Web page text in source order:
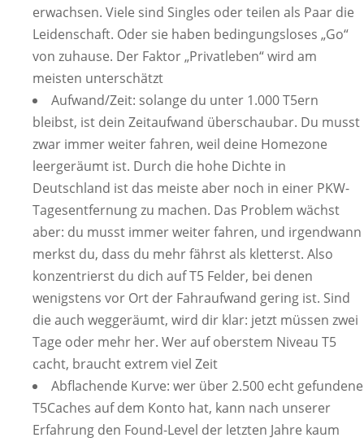
erwachsen. Viele sind Singles oder teilen als Paar die
Leidenschaft. Oder sie haben bedingungsloses „Go“
von zuhause. Der Faktor „Privatleben“ wird am
meisten unterschätzt
Aufwand/Zeit: solange du unter 1.000 T5ern
bleibst, ist dein Zeitaufwand überschaubar. Du musst
zwar immer weiter fahren, weil deine Homezone
leergeräumt ist. Durch die hohe Dichte in
Deutschland ist das meiste aber noch in einer PKW-
Tagesentfernung zu machen. Das Problem wächst
aber: du musst immer weiter fahren, und irgendwann
merkst du, dass du mehr fährst als kletterst. Also
konzentrierst du dich auf T5 Felder, bei denen
wenigstens vor Ort der Fahraufwand gering ist. Sind
die auch weggeräumt, wird dir klar: jetzt müssen zwei
Tage oder mehr her. Wer auf oberstem Niveau T5
cacht, braucht extrem viel Zeit
Abflachende Kurve: wer über 2.500 echt gefundene
T5Caches auf dem Konto hat, kann nach unserer
Erfahrung den Found-Level der letzten Jahre kaum